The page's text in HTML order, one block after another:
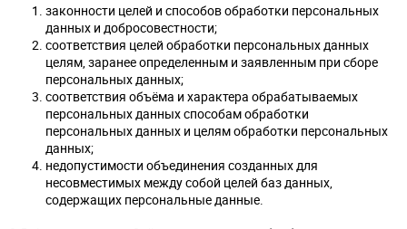
законности целей и способов обработки персональных
данных и добросовестности;
соответствия целей обработки персональных данных
целям, заранее определенным и заявленным при сборе
персональных данных;
соответствия объёма и характера обрабатываемых
персональных данных способам обработки
персональных данных и целям обработки персональных
данных;
недопустимости объединения созданных для
несовместимых между собой целей баз данных,
содержащих персональные данные.